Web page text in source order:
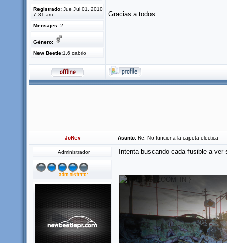
Registrado: Jue Jul 01, 2010
7:31 am
Mensajes: 2
Género:
New Beetle:1.6 cabrio
Gracias a todos
JoRev Asunto: Re: No funciona la capota electica
Administrador Intenta buscando cada fusible a ver